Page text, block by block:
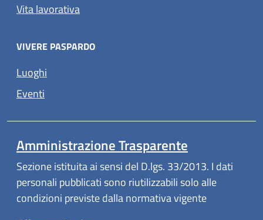
Vita lavorativa
VIVERE PASPARDO
Luoghi
Eventi
Amministrazione Trasparente
Sezione istituita ai sensi del D.lgs. 33/2013. I dati
personali pubblicati sono riutilizzabili solo alle
condizioni previste dalla normativa vigente